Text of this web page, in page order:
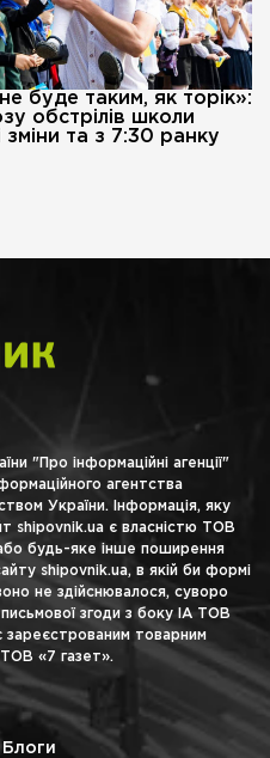
буде таким, як торік»:
обстрілів школи
та з 7:30 ранку
"Про інформаційні агенції"
агентства
України. Інформація, яку
shipovnik.ua є власністю ТОВ
будь-яке інше поширення
shipovnik.ua, в якій би формі
не здійснювалося, суворо
згоди з боку ІА ТОВ
товарним
«7 газет».
Блоги